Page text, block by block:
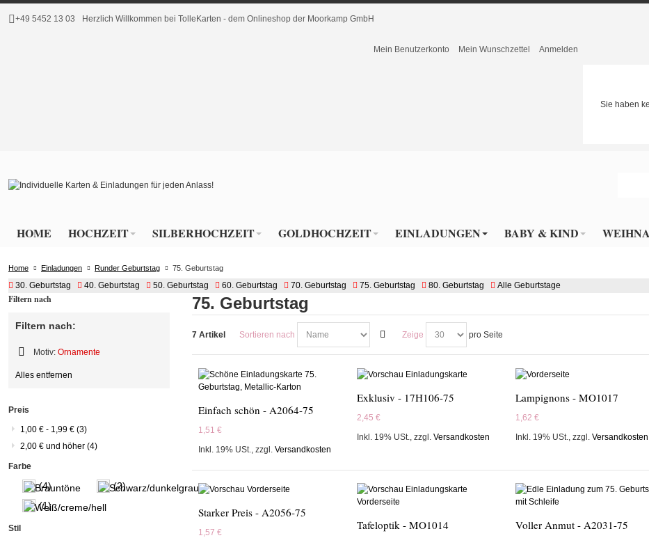
+49 5452 13 03 Herzlich Willkommen bei TolleKarten - dem Onlineshop der Moorkamp GmbH
Sie haben
Mein Benutzerkonto Mein Wunschzettel Anmelden
HOME HOCHZEIT SILBERHOCHZEIT GOLDHOCHZEIT EINLADUNGEN BABY & KIND
Home Einladungen Runder Geburtstag 75. Geburtstag
30. Geburtstag 40. Geburtstag 50. Geburtstag 60. Geburtstag 70. Geburtstag 75. Geburtstag 80. Geburtstag Alle Geburtstage
75. Geburtstag
7 Artikel Sortieren nach Zeige pro Seite
Einfach schön - A2064-75
1,51 €
Inkl. 19% USt.
zzgl. Versandkosten
Exklusiv - 17H106-75
2,45 €
Inkl. 19% USt.
zzgl. Versandkosten
Lampignons - MO1017
1,62 €
Inkl. 19% USt.
zzgl. Versandkosten
Starker Preis - A2056-75
1,57 €
Tafeloptik - MO1014 Voller Anmut - A2031-75
Filtern nach
Filtern nach:
Motiv: Ornamente
Artikel
Alles entfernen
Preis
1,00 € - 1,99 € (3)
2,00 € und höher (4)
Farbe
(4)
(2)
(1)
Stil